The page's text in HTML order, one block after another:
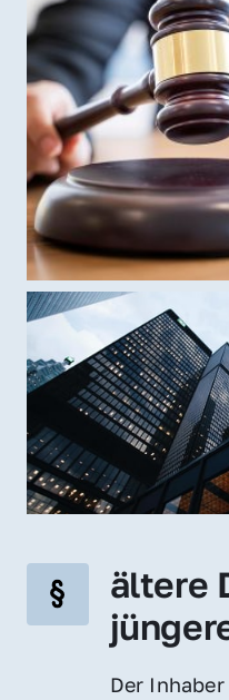
ältere
Der